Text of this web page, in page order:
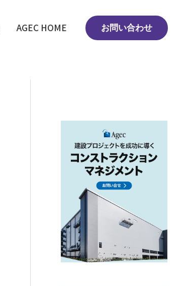
AGEC HOME お問い合わせ